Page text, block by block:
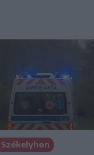
Székelyhon